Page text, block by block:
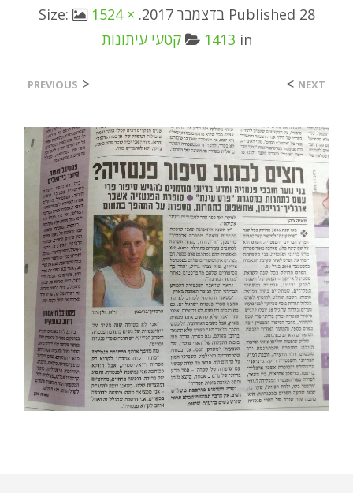
Published 28 בדצמבר 2017 . Size:
1524 ×
1413 in קטעי עיתונות
<
PREVIOUS NEXT
>